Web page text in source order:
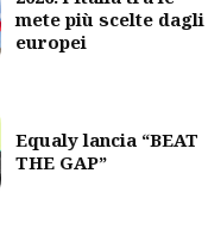
mete più scelte dagli
europei
Equaly lancia “BEAT
THE GAP”